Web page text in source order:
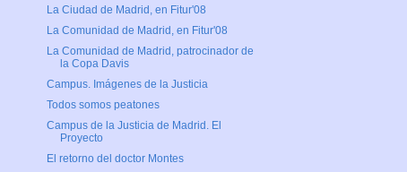
La Ciudad de Madrid, en Fitur'08
La Comunidad de Madrid, en Fitur'08
La Comunidad de Madrid, patrocinador de
la Copa Davis
Campus. Imágenes de la Justicia
Todos somos peatones
Campus de la Justicia de Madrid. El
Proyecto
El retorno del doctor Montes